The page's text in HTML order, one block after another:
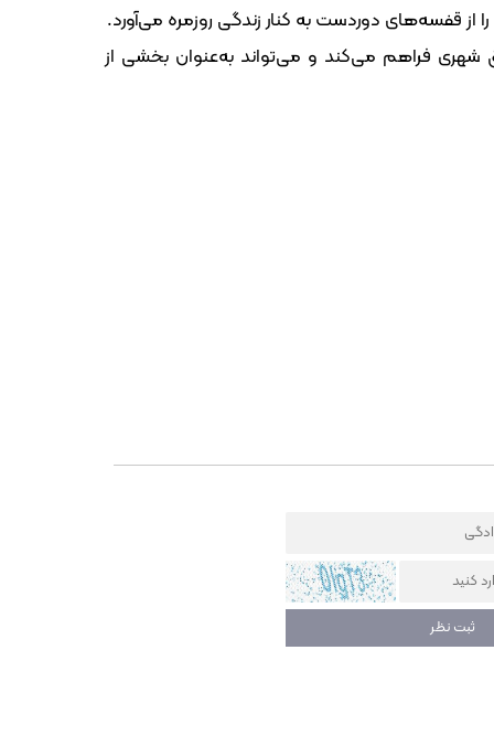
قفسه‌های دوردست به کنار زندگی روزمره می‌آورد.
شهری فراهم می‌کند و می‌تواند به‌عنوان بخشی از